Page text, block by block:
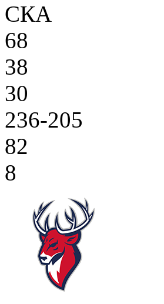
СКА
68
38
30
236-205
82
8